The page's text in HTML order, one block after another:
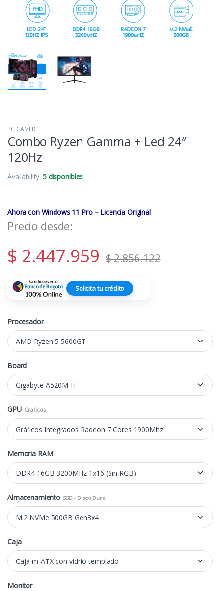
PC GAMER
Combo Ryzen Gamma + Led 24″
120Hz
Availability:5 disponibles
Ahora con Windows 11 Pro – Licencia Original
Precio desde:
$ 2.447.959 $2.856.122
Solicita tu crédito
Procesador
Board
GPU Graficos
Memoria RAM
Almacenamiento SSD - Disco Duro
Caja
Monitor